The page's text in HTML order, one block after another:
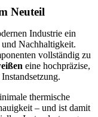
Neuteil
Industrie ein
Nachhaltigkeit.
vollständig zu
eine hochpräzise,
thermische
– und ist damit